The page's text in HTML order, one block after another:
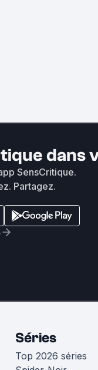
dans
SensCritique.
Partagez.
Séries
Top 2026 séries